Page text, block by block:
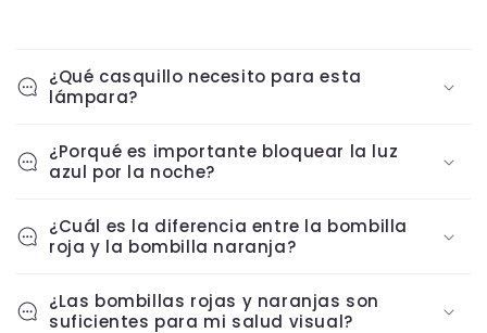
¿Qué casquillo necesito para esta
lámpara?
¿Porqué es importante bloquear la luz
azul por la noche?
¿Cuál es la diferencia entre la bombilla
roja y la bombilla naranja?
¿Las bombillas rojas y naranjas son
suficientes para mi salud visual?